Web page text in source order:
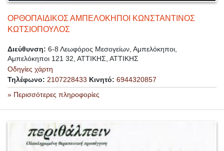
ΟΡΘΟΠΑΙΔΙΚΟΣ ΑΜΠΕΛΟΚΗΠΟΙ ΚΩΝΣΤΑΝΤΙΝΟΣ
ΚΩΤΣΙΟΠΟΥΛΟΣ
Διεύθυνση: 6-8 Λεωφόρος Μεσογείων, Αμπελόκηποι,
Αμπελόκηποι 121 32, ΑΤΤΙΚΗΣ, ΑΤΤΙΚΗΣ
Οδηγίες χάρτη
Τηλέφωνο: 2107228433 Κινητό: 6944320857
» Περισσότερες πληροφορίες